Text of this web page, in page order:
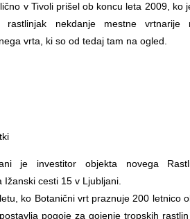
v Tivoli prišel ob koncu leta 2009, ko
nekdanje mestne vrtnarije
vrta, ki so od tedaj tam na ogled.
je investitor objekta novega
cesti 15 v Ljubljani.
ko Botanični vrt praznuje 200 letnico
pogoje za gojenje tropskih